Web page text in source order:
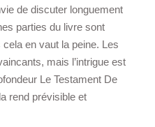
de discuter longuement
parties du livre sont
en vaut la peine. Les
mais l’intrigue est
Le Testament De
rend prévisible et